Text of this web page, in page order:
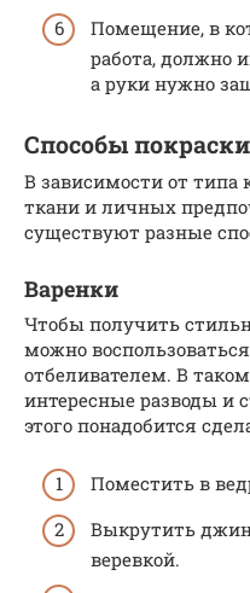
Помещение, в
работа, должно
а руки нужно
Способы
В зависимости от типа
ткани и личных
существуют разные
Варенки
Чтобы получить
можно
отбеливателем. В
интересные разводы и
этого понадобится
Поместить в
Выкрутить
веревкой.